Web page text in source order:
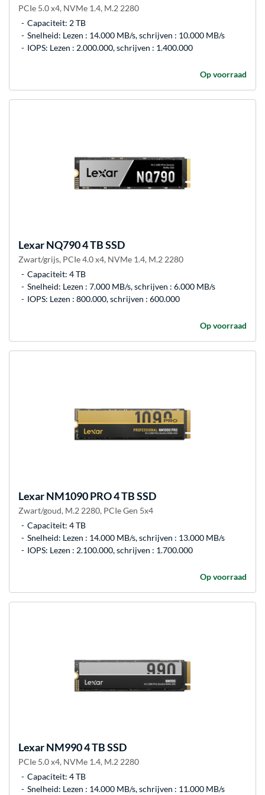
PCIe 5.0 x4, NVMe 1.4, M.2 2280
Capaciteit: 2 TB
Snelheid: Lezen : 14.000 MB/s, schrijven : 10.000 MB/s
IOPS: Lezen : 2.000.000, schrijven : 1.400.000
Op voorraad
LexarNQ790 4 TB SSD
Zwart/grijs, PCIe 4.0 x4, NVMe 1.4, M.2 2280
Capaciteit: 4 TB
Snelheid: Lezen : 7.000 MB/s, schrijven : 6.000 MB/s
IOPS: Lezen : 800.000, schrijven : 600.000
Op voorraad
LexarNM1090 PRO 4 TB SSD
Zwart/goud, M.2 2280, PCIe Gen 5x4
Capaciteit: 4 TB
Snelheid: Lezen : 14.000 MB/s, schrijven : 13.000 MB/s
IOPS: Lezen : 2.100.000, schrijven : 1.700.000
Op voorraad
LexarNM990 4 TB SSD
PCIe 5.0 x4, NVMe 1.4, M.2 2280
Capaciteit: 4 TB
Snelheid: Lezen : 14.000 MB/s, schrijven : 11.000 MB/s